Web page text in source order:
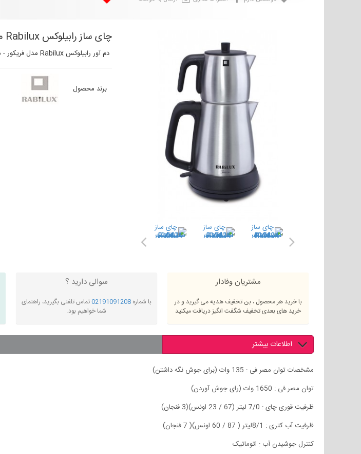
چای ساز رابیلوکس Rabilux مدل فريكور - مشكي - استيل مات کد 110404
دم آور رابیلوکس Rabilux مدل فريكور - مشكي - 1650 وات - 0.7 + 1.8 ليتر - استيل مات + استيل مات
برند محصول
مشتریان وفادار
با خرید هر محصول ، بن تخفیف هدیه می گیرید و در
خرید های بعدی تخفیف شگفت انگیز دریافت میکنید
سوالی دارید ؟
با شماره 02191091208تماس تلفنی بگیرید، راهنمای
شما خواهیم بود.
اطلاعات بیشتر
مشخصات توان مصر فی : 135 وات (برای جوش نگه داشتن)
توان مصر فی : 1650 وات (رای جوش آوردن)
ظرفیت قوری چای : 7/0 لیتر (67 / 23 اونس)(3 فنجان)
ظرفیت آب کتری : 8/1لیتر ( 87 / 60 اونس)( 7 فنجان)
کنترل جوشیدن آب : اتوماتیک